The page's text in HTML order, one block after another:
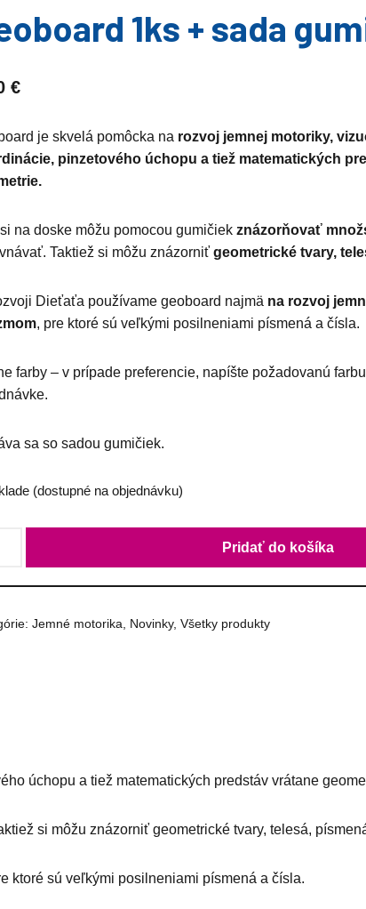
1ks + sada
€
je skvelá pomôcka na rozvoj jemnej motoriky,
pinzetového úchopu a tiež matematických
na doske môžu pomocou gumičiek znázorňovať
Taktiež si môžu znázorniť geometrické tvary,
Dieťaťa používame geoboard najmä na rozvoj
, pre ktoré sú veľkými posilneniami písmená a čísla.
farby – v prípade preferencie, napíšte požadovanú
sa so sadou gumičiek.
(dostupné na objednávku)
Pridať do košíka
Jemné motorika Novinky, Všetky produkty
úchopu a tiež matematických predstáv vrátane
si môžu znázorniť geometrické tvary, telesá,
ktoré sú veľkými posilneniami písmená a čísla.